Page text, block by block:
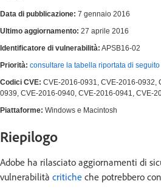
Data di pubblicazione: 7 gennaio 2016
Ultimo aggiornamento: 27 aprile 2016
Identificatore di vulnerabilità: APSB16-02
Priorità: consultare la tabella riportata di seguito
Codici CVE: CVE-2016-0931, CVE-2016-0932,
0939, CVE-2016-0940, CVE-2016-0941, CVE-
Piattaforme: Windows e Macintosh
Riepilogo
Adobe ha rilasciato aggiornamenti di
vulnerabilità critiche che potrebbero